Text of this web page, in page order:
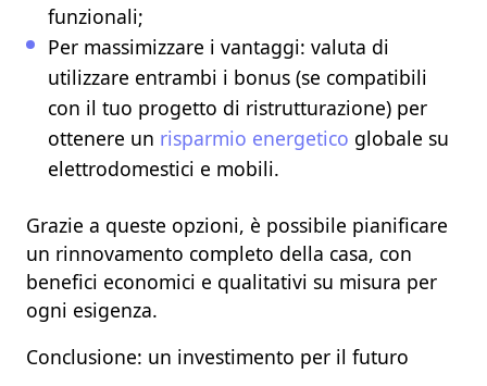
funzionali;
Per massimizzare i vantaggi: valuta di
utilizzare entrambi i bonus (se compatibili
con il tuo progetto di ristrutturazione) per
ottenere un risparmio energetico globale su
elettrodomestici e mobili.
Grazie a queste opzioni, è possibile pianificare
un rinnovamento completo della casa, con
benefici economici e qualitativi su misura per
ogni esigenza.
Conclusione: un investimento per il futuro